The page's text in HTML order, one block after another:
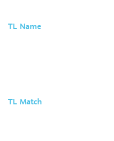
TL Name
TL Match